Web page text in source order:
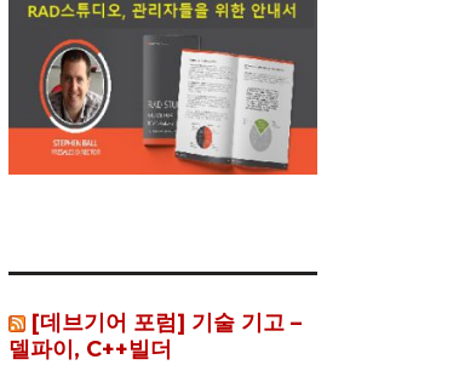
[데브기어 포럼] 기술 기고 –
델파이, C++빌더